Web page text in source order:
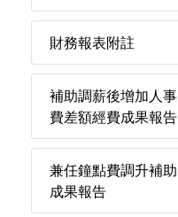
財務報表附註
補助調薪後增加人事
費差額經費成果報告
兼任鐘點費調升補助
成果報告